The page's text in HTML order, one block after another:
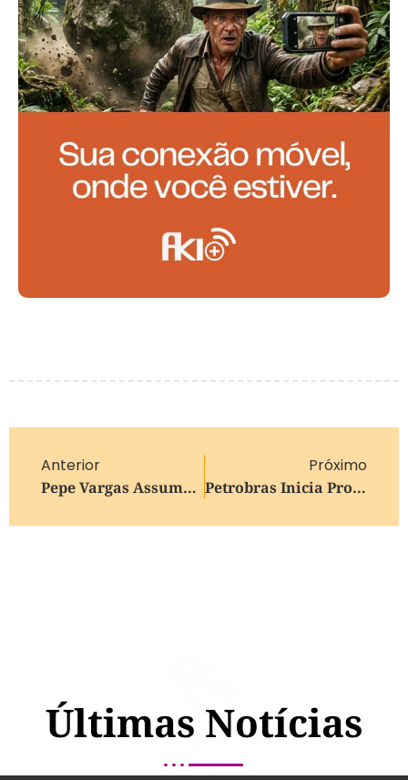
Anterior
Pepe Vargas Assume O Governo Do Estado Nesta Sexta-Feira
Próximo
Petrobras Inicia Produção Da Plataforma P-78 No Campo De Búzios, Maior Produtor Do País
Últimas Notícias